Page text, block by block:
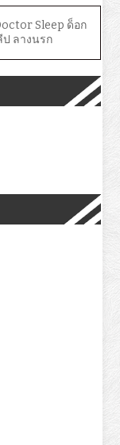
Sleep ด็อก
ป ลางนรก